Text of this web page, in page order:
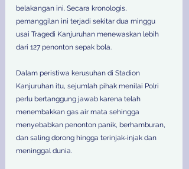
belakangan ini. Secara kronologis,
pemanggilan ini terjadi sekitar dua minggu
usai Tragedi Kanjuruhan menewaskan lebih
dari 127 penonton sepak bola.
Dalam peristiwa kerusuhan di Stadion
Kanjuruhan itu, sejumlah pihak menilai Polri
perlu bertanggung jawab karena telah
menembakkan gas air mata sehingga
menyebabkan penonton panik, berhamburan,
dan saling dorong hingga terinjak-injak dan
meninggal dunia.